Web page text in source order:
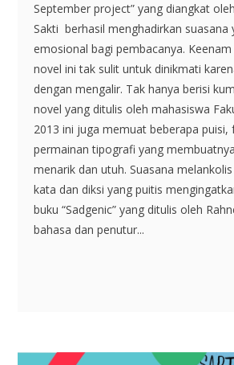
September project” yang diangkat
Sakti berhasil menghadirkan suasana
emosional bagi pembacanya.
novel ini tak sulit untuk dinikmati
dengan mengalir. Tak hanya berisi
novel yang ditulis oleh mahasiswa
2013 ini juga memuat beberapa
permainan tipografi yang
menarik dan utuh. Suasana
kata dan diksi yang puitis
buku “Sadgenic” yang ditulis oleh
bahasa dan penutur...